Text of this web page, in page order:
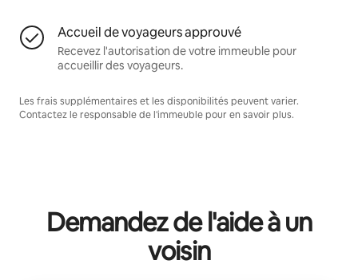
Accueil de voyageurs approuvé
Recevez l'autorisation de votre immeuble pour
accueillir des voyageurs.
Les frais supplémentaires et les disponibilités peuvent varier.
Contactez le responsable de l'immeuble pour en savoir plus.
Demandez de l'aide à un
voisin